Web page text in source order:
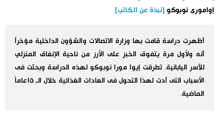
مانغا وأنيمي
إوامورى نوبوكو [نبذة عن الكاتب]
أظهرت دراسة قامت بها وزارة الاتصالات والشؤون الداخلية مؤخراً
أنه ولأول مرة يتفوق الخبز على الأرز من ناحية الإنفاق المنزلي
للأسر اليابانية. تطرقت إيوا مورا نوبوكو لهذه الدراسة وبحثت فى
الأسباب التى أدت لهذا التحول فى العادات الغذائية خلال الـ ١٥عاماً
الماضية.